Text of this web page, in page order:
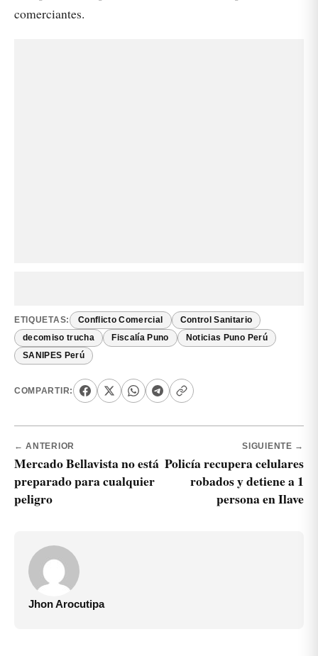
comerciantes.
ETIQUETAS: Conflicto Comercial Control Sanitario
decomiso trucha Fiscalía Puno Noticias Puno Perú
SANIPES Perú
COMPARTIR:
← ANTERIOR
Mercado Bellavista no está
preparado para cualquier
peligro
SIGUIENTE →
Policía recupera celulares
robados y detiene a 1
persona en Ilave
Jhon Arocutipa